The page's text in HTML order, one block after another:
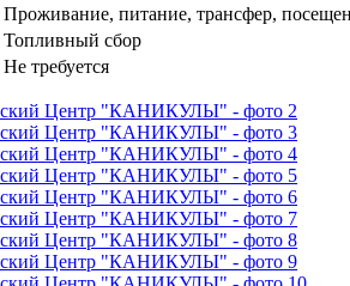
Проживание, питание, трансфер,
Топливный сбор
Не требуется